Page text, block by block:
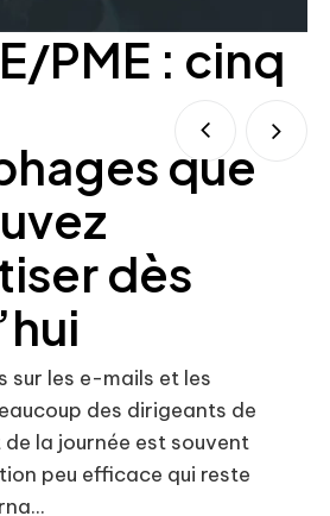
PME : cinq
que
dès
sur les e-mails et les
des dirigeants de
de la journée est souvent
peu efficace qui reste